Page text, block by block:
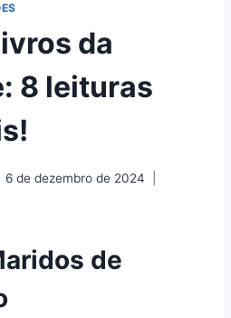
da
8 leituras
6 de dezembro de 2024
de